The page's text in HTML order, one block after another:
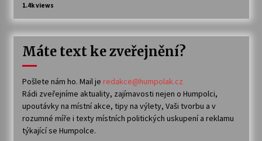
1.4k views
Máte text ke zveřejnění?
Pošlete nám ho. Mail je redakce@humpolak.cz
Rádi zveřejníme aktuality, zajímavosti nejen o Humpolci,
upoutávky na místní akce, tipy na výlety, Vaši tvorbu a v
rozumné míře i texty místních politických uskupení a reklamu
týkající se Humpolce.